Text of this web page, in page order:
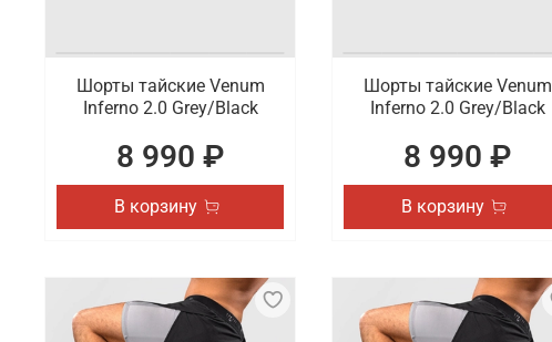
Шорты тайские Venum
Inferno 2.0 Grey/Black
8 990 ₽
В корзину
Шорты тайские Venum
Inferno 2.0 Grey/Black
8 990 ₽
В корзину